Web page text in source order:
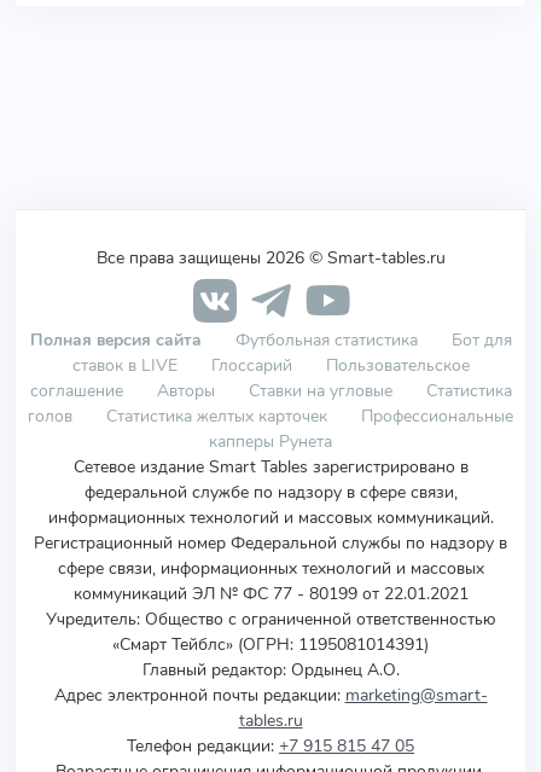
Все права защищены 2026 © Smart-tables.ru
Полная версия сайта Футбольная статистика
Бот для
ставок в LIVE
Глоссарий
Пользовательское
соглашение
Авторы Ставки на угловые
Статистика
голов
Статистика желтых карточек
Профессиональные
капперы Рунета
Сетевое издание Smart Tables зарегистрировано в
федеральной службе по надзору в сфере связи,
информационных технологий и массовых коммуникаций.
Регистрационный номер Федеральной службы по надзору в
сфере связи, информационных технологий и массовых
коммуникаций ЭЛ № ФС 77 - 80199 от 22.01.2021
Учредитель: Общество с ограниченной ответственностью
«Смарт Тейблс» (ОГРН: 1195081014391)
Главный редактор: Ордынец А.О.
Адрес электронной почты редакции: marketing@smart-
tables.ru
Телефон редакции: +7 915 815 47 05